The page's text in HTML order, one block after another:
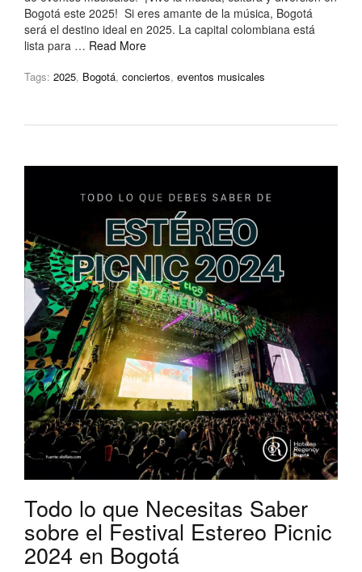
Bogotá este 2025! Si eres amante de la música, Bogotá
será el destino ideal en 2025. La capital colombiana está
lista para … Read More
Tags: 2025, Bogotá, conciertos, eventos musicales
Todo lo que Necesitas Saber
sobre el Festival Estereo Picnic
2024 en Bogotá